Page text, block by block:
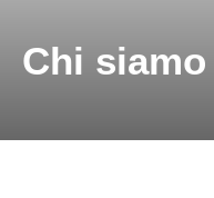
Traduzione tecnica
Chi siamo